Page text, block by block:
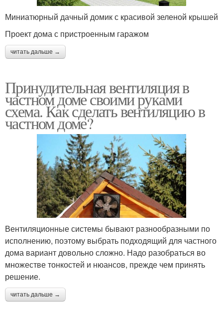
Миниатюрный дачный домик с красивой зеленой крышей
Проект дома с пристроенным гаражом
читать дальше →
Принудительная вентиляция в
частном доме своими руками
схема. Как сделать вентиляцию в
частном доме?
Вентиляционные системы бывают разнообразными по
исполнению, поэтому выбрать подходящий для частного
дома вариант довольно сложно. Надо разобраться во
множестве тонкостей и нюансов, прежде чем принять
решение.
читать дальше →